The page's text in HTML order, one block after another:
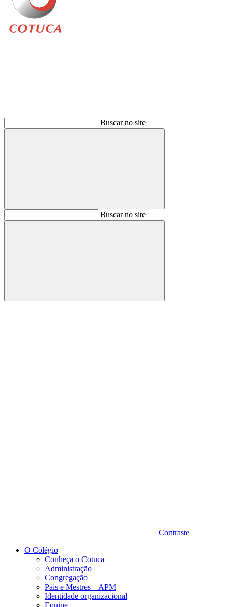
Buscar no site
BuscarBuscar no site
Buscar
Contraste
O Colégio
Conheça o Cotuca
Administração
Congregação
Pais e Mestres – APM
Identidade organizacional
Equipe